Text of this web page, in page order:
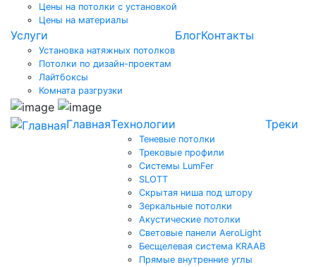
Цены на потолки с установкой
Цены на материалы
Услуги
Установка натяжных потолков
Потолки по дизайн-проектам
Лайтбоксы
Комната разгрузки
БлогКонтакты
ГлавнаяТехнологии
Теневые потолки
Трековые профили
Системы LumFer
SLOTT
Скрытая ниша под штору
Зеркальные потолки
Акустические потолки
Световые панели AeroLight
Бесщелевая система KRAAB
Прямые внутренние углы
Треки